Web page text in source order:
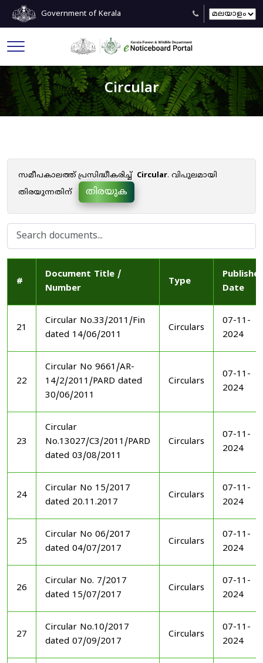
Government of Kerala
Circular
സമീപകാലത്ത് പ്രസിദ്ധീകരിച്ച് Circular. വിപുലമായി
തിരയുന്നതിന്
തിരയുക
#
Document Title /
Number
Type
Date
21
Circular No.33/2011/Fin
dated 14/06/2011
Circulars
07-11-
2024
22
Circular No 9661/AR-
14/2/2011/PARD dated
30/06/2011
Circulars
07-11-
2024
23
Circular
No.13027/C3/2011/PARD
dated 03/08/2011
Circulars
07-11-
2024
24
Circular No 15/2017
dated 20.11.2017
Circulars
07-11-
2024
25
Circular No 06/2017
dated 04/07/2017
Circulars
07-11-
2024
26
Circular No. 7/2017
dated 15/07/2017
Circulars
07-11-
2024
27
Circular No.10/2017
dated 07/09/2017
Circulars
07-11-
2024